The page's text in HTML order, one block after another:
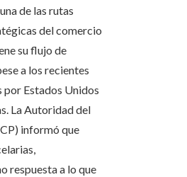
de las rutas
del comercio
su flujo de
a los recientes
por Estados Unidos
La Autoridad del
informó que
respuesta a lo que